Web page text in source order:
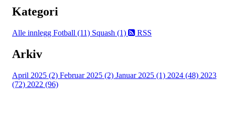
Kategori
Alle innlegg Fotball (11) Squash (1) RSS
Arkiv
April 2025 (2) Februar 2025 (2) Januar 2025 (1) 2024 (48) 2023
(72) 2022 (96)